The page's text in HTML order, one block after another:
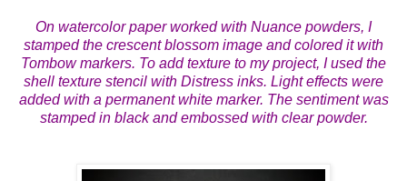
On watercolor paper worked with Nuance powders, I
stamped the crescent blossom image and colored it with
Tombow markers. To add texture to my project, I used the
shell texture stencil with Distress inks. Light effects were
added with a permanent white marker. The sentiment was
stamped in black and embossed with clear powder.